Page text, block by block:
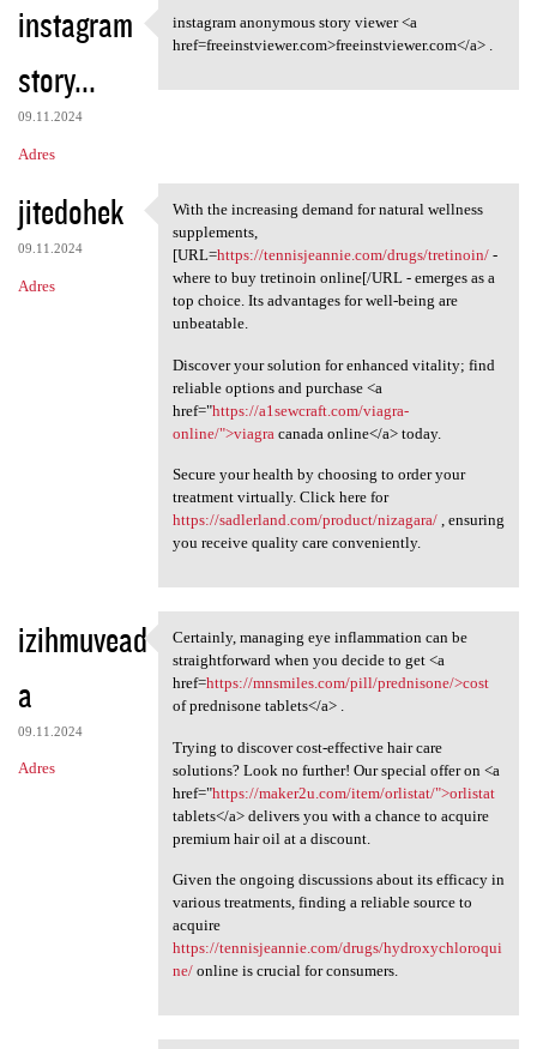
instagram
story...
09.11.2024
Adres
instagram anonymous story
instagram anonymous story viewer <a
href=freeinstviewer.com>freeinstviewer.com</a> .
jitedohek
09.11.2024
Adres
With the increasing demand
With the increasing demand for natural wellness
supplements,
[URL=https://tennisjeannie.com/drugs/tretinoin/-
where to buy tretinoin online[/URL - emerges as a
top choice. Its advantages for well-being are
unbeatable.
Discover your solution for enhanced vitality; find
reliable options and purchase <a
href="https://a1sewcraft.com/viagra-
online/">viagra canada online</a> today.
Secure your health by choosing to order your
treatment virtually. Click here for
https://sadlerland.com/product/nizagara/, ensuring
you receive quality care conveniently.
izihmuvead
a
09.11.2024
Adres
Certainly, managing eye
Certainly, managing eye inflammation can be
straightforward when you decide to get <a
href=https://mnsmiles.com/pill/prednisone/>cost
of prednisone tablets</a> .
Trying to discover cost-effective hair care
solutions? Look no further! Our special offer on <a
href="https://maker2u.com/item/orlistat/">orlistat
tablets</a> delivers you with a chance to acquire
premium hair oil at a discount.
Given the ongoing discussions about its efficacy in
various treatments, finding a reliable source to
acquire
https://tennisjeannie.com/drugs/hydroxychloroqui
ne/online is crucial for consumers.